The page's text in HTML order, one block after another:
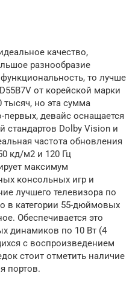
качество,
разнообразие
то лучше
от корейской марки
тысяч, но эта сумма
девайс оснащается
стандартов Dolby Vision и
частота обновления
кд/м2 и 120 Гц
максимум
консольных игр и
лучшего телевизора по
в категории 55-дюймовых
Обеспечивается это
динамиков по 10 Вт (4
с воспроизведением
стоит отметить наличие
портов.